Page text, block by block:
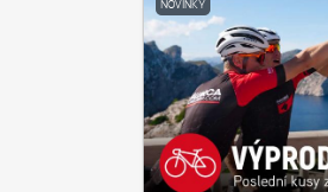
NOVINKY